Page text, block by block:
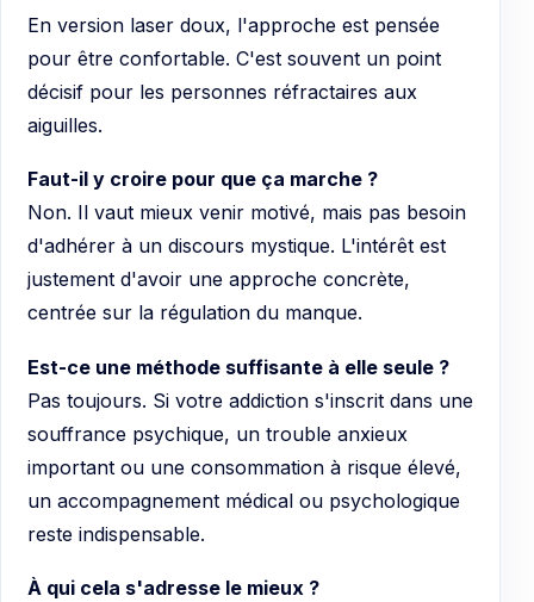
En version laser doux, l'approche est pensée
pour être confortable. C'est souvent un point
décisif pour les personnes réfractaires aux
aiguilles.
Faut-il y croire pour que ça marche ?
Non. Il vaut mieux venir motivé, mais pas besoin
d'adhérer à un discours mystique. L'intérêt est
justement d'avoir une approche concrète,
centrée sur la régulation du manque.
Est-ce une méthode suffisante à elle seule ?
Pas toujours. Si votre addiction s'inscrit dans une
souffrance psychique, un trouble anxieux
important ou une consommation à risque élevé,
un accompagnement médical ou psychologique
reste indispensable.
À qui cela s'adresse le mieux ?